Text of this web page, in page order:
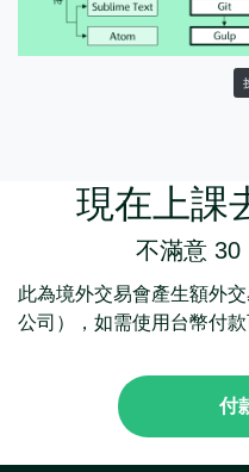
現在上課
不滿意 30
此為境外交易會產生額外
公司），如需使用台幣付
付